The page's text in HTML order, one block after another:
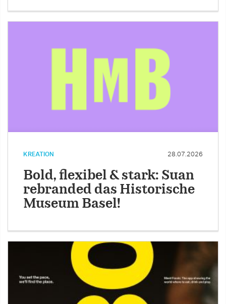
KREATION 28.07.2026
Bold, flexibel & stark: Suan
rebranded das Historische
Museum Basel!